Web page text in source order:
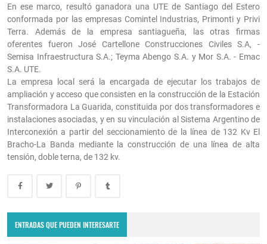
En ese marco, resultó ganadora una UTE de Santiago del Estero
conformada por las empresas Comintel Industrias, Primonti y Privi
Terra. Además de la empresa santiagueña, las otras firmas
oferentes fueron José Cartellone Construcciones Civiles S.A, -
Semisa Infraestructura S.A.; Teyma Abengo S.A. y Mor S.A. - Emac
S.A. UTE.
La empresa local será la encargada de ejecutar los trabajos de
ampliación y acceso que consisten en la construcción de la Estación
Transformadora La Guarida, constituida por dos transformadores e
instalaciones asociadas, y en su vinculación al Sistema Argentino de
Interconexión a partir del seccionamiento de la línea de 132 Kv El
Bracho-La Banda mediante la construcción de una línea de alta
tensión, doble terna, de 132 kv.
ENTRADAS QUE PUEDEN INTERESARTE